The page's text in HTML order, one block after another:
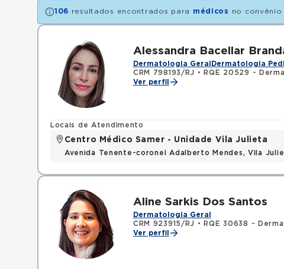
106 resultados encontrados para médicos no convênio
Alessandra Bacellar
Dermatologia Geral Dermatologia
CRM 798193/RJ •
RQE 20529 -
Ver perfil
Locais de Atendimento
Centro Médico Samer - Unidade Vila Julieta
Avenida Tenente-coronel Adalberto Mendes, Vila
Aline Sarkis Dos Santos
Dermatologia Geral
CRM 923915/RJ •
RQE 30638 -
Ver perfil